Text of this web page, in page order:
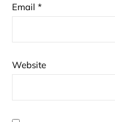
Email *
Website